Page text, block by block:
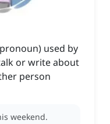
used by
or write about
person
weekend.